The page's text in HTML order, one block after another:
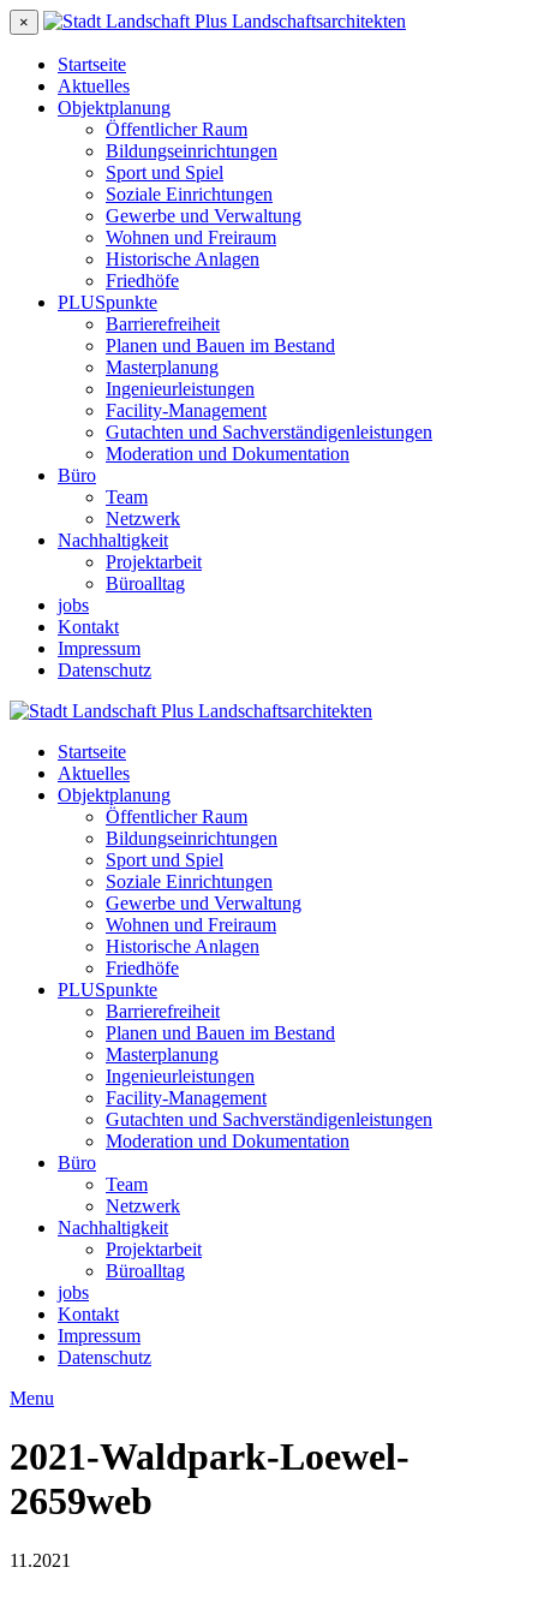
×
Startseite
Aktuelles
Objektplanung
Öffentlicher Raum
Bildungseinrichtungen
Sport und Spiel
Soziale Einrichtungen
Gewerbe und Verwaltung
Wohnen und Freiraum
Historische Anlagen
Friedhöfe
PLUSpunkte
Barrierefreiheit
Planen und Bauen im Bestand
Masterplanung
Ingenieurleistungen
Facility-Management
Gutachten und Sachverständigenleistungen
Moderation und Dokumentation
Büro
Team
Netzwerk
Nachhaltigkeit
Projektarbeit
Büroalltag
jobs
Kontakt
Impressum
Datenschutz
Startseite
Aktuelles
Objektplanung
Öffentlicher Raum
Bildungseinrichtungen
Sport und Spiel
Soziale Einrichtungen
Gewerbe und Verwaltung
Wohnen und Freiraum
Historische Anlagen
Friedhöfe
PLUSpunkte
Barrierefreiheit
Planen und Bauen im Bestand
Masterplanung
Ingenieurleistungen
Facility-Management
Gutachten und Sachverständigenleistungen
Moderation und Dokumentation
Büro
Team
Netzwerk
Nachhaltigkeit
Projektarbeit
Büroalltag
jobs
Kontakt
Impressum
Datenschutz
Menu
2021-Waldpark-Loewel-
2659web
11.2021